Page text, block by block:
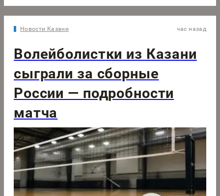
Новости Казани час назад
Волейболистки из Казани
сыграли за сборные
России — подробности
матча